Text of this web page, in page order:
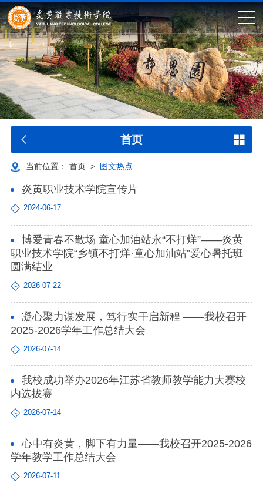
首页
当前位置： 首页> 图文热点
炎黄职业技术学院宣传片
2024-06-17
博爱青春不散场 童心加油站永“不打烊”——炎黄
职业技术学院“乡镇不打烊·童心加油站”爱心暑托班
圆满结业
2026-07-22
凝心聚力谋发展，笃行实干启新程 ——我校召开
2025-2026学年工作总结大会
2026-07-14
我校成功举办2026年江苏省教师教学能力大赛校
内选拔赛
2026-07-14
心中有炎黄，脚下有力量——我校召开2025-2026
学年教学工作总结大会
2026-07-11